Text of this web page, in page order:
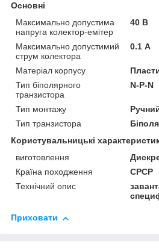
Основні
Максимально допустима
напруга колектор-емітер
40 В
Максимально допустимий
струм колектора
0.1 А
Матеріал корпусу
Тип біполярного
транзистора
N-P-N
Тип монтажу
Тип транзистора
Користувальницькі
виготовлення
Країна походження
СРСР
Технічний опис
Приховати